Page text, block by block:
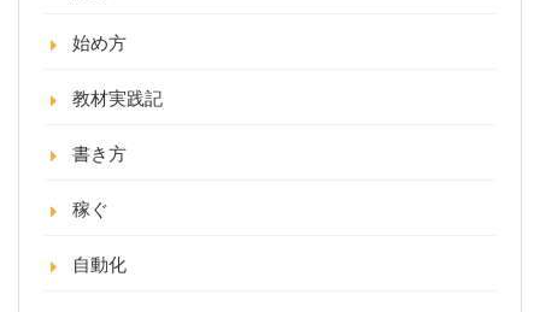
始め方
教材実践記
書き方
稼ぐ
自動化